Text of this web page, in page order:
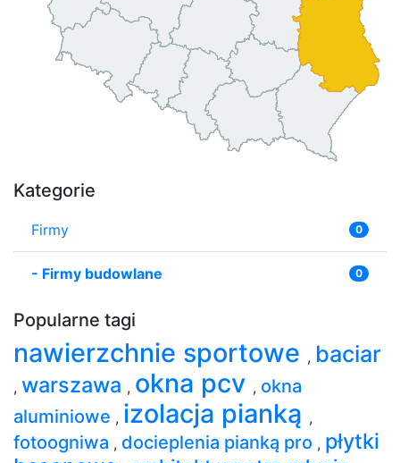
Kategorie
Firmy 0
- Firmy budowlane 0
Popularne tagi
nawierzchnie sportowe , baciar
, warszawa , okna pcv , okna
aluminiowe , izolacja pianką ,
fotoogniwa , docieplenia pianką pro , płytki